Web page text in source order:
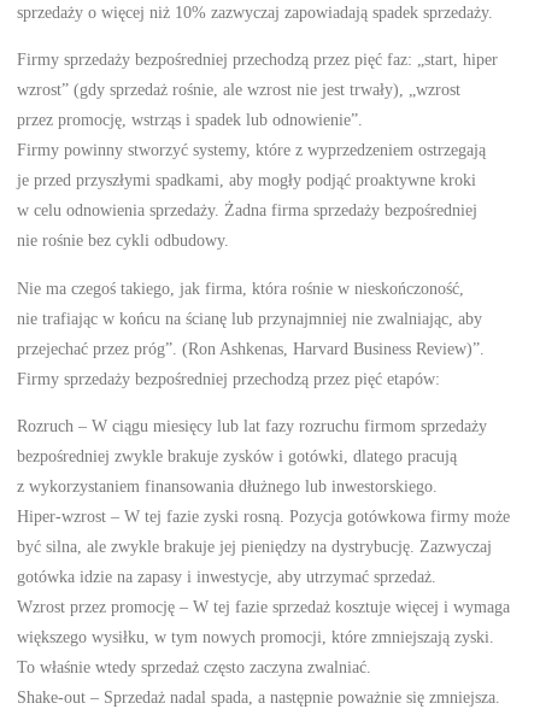
sprzedaży o więcej niż 10% zazwyczaj zapowiadają spadek sprzedaży.
Firmy sprzedaży bezpośredniej przechodzą przez pięć faz: „start, hiper
wzrost” (gdy sprzedaż rośnie, ale wzrost nie jest trwały), „wzrost
przez promocję, wstrząs i spadek lub odnowienie”.
Firmy powinny stworzyć systemy, które z wyprzedzeniem ostrzegają
je przed przyszłymi spadkami, aby mogły podjąć proaktywne kroki
w celu odnowienia sprzedaży. Żadna firma sprzedaży bezpośredniej
nie rośnie bez cykli odbudowy.
Nie ma czegoś takiego, jak firma, która rośnie w nieskończoność,
nie trafiając w końcu na ścianę lub przynajmniej nie zwalniając, aby
przejechać przez próg”. (Ron Ashkenas, Harvard Business Review)”.
Firmy sprzedaży bezpośredniej przechodzą przez pięć etapów:
Rozruch – W ciągu miesięcy lub lat fazy rozruchu firmom sprzedaży
bezpośredniej zwykle brakuje zysków i gotówki, dlatego pracują
z wykorzystaniem finansowania dłużnego lub inwestorskiego.
Hiper-wzrost – W tej fazie zyski rosną. Pozycja gotówkowa firmy może
być silna, ale zwykle brakuje jej pieniędzy na dystrybucję. Zazwyczaj
gotówka idzie na zapasy i inwestycje, aby utrzymać sprzedaż.
Wzrost przez promocję – W tej fazie sprzedaż kosztuje więcej i wymaga
większego wysiłku, w tym nowych promocji, które zmniejszają zyski.
To właśnie wtedy sprzedaż często zaczyna zwalniać.
Shake-out – Sprzedaż nadal spada, a następnie poważnie się zmniejsza.